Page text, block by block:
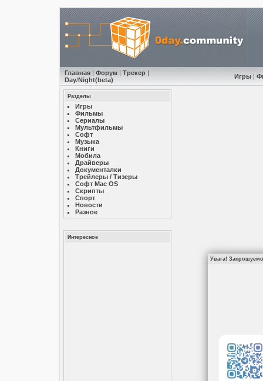
Главная| Форум| Трекер|
Day/Night(beta) Игры|
Разделы
Игры
Фильмы
Сериалы
Мультфильмы
Софт
Музыкa
Книги
Мобила
Драйверы
Документалки
Трейлеры / Тизеры
Софт Mac OS
Скрипты
Спорт
Новости
Разное
Интересное
Увага! Запрошуємо